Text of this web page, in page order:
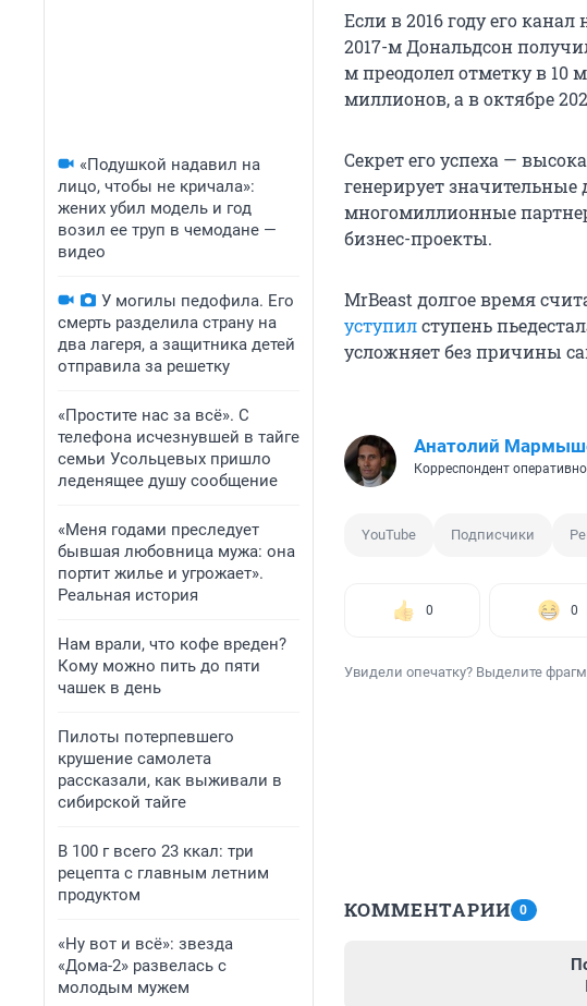
«Подушкой надавил на
лицо, чтобы не кричала»:
жених убил модель и год
возил ее труп в чемодане —
видео
У могилы педофила. Его
смерть разделила страну на
два лагеря, а защитника детей
отправила за решетку
«Простите нас за всё». С
телефона исчезнувшей в тайге
семьи Усольцевых пришло
леденящее душу сообщение
«Меня годами преследует
бывшая любовница мужа: она
портит жилье и угрожает».
Реальная история
Нам врали, что кофе вреден?
Кому можно пить до пяти
чашек в день
Пилоты потерпевшего
крушение самолета
рассказали, как выживали в
сибирской тайге
В 100 г всего 23 ккал: три
рецепта с главным летним
продуктом
«Ну вот и всё»: звезда
«Дома-2» развелась с
молодым мужем
Если в 2016 году его
2017-м Дональдсон
м преодолел отметку в 10
миллионов, а в октябре
Секрет его успеха —
генерирует значительные
многомиллионные
бизнес-проекты.
MrBeast долгое время
уступилступень
усложняет без причины
Анатолий
Корреспондент
YouTube Подписчики
0 0
Увидели опечатку? Выделите
КОММЕНТАРИИ 0